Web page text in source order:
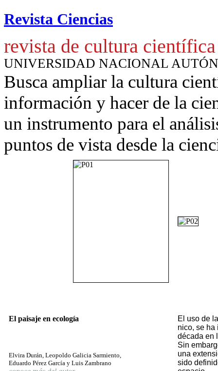
Revista Ciencias
revista de cultura científica
UNIVERSIDAD NACIONAL
Busca ampliar la cultura
información y hacer de la
un instrumento para el
puntos de vista desde la
El paisaje en ecología
El uso de
ni­co, se ha
dé­ca­da en­
Sin
una
si­do
Elvira Durán, Leopoldo Galicia Sarmiento,
Eduardo Pérez García y Luis Zambrano